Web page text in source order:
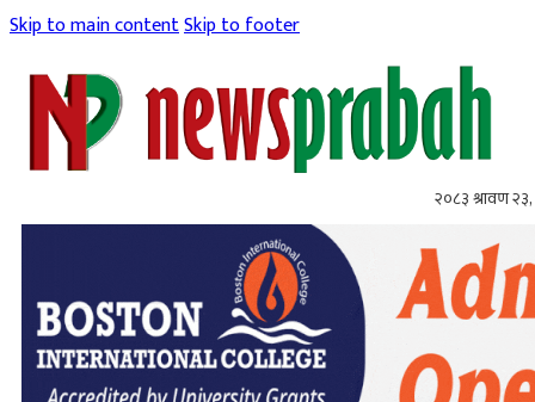
Skip to main contentSkip to footer
२०८३ श्रावण २३,